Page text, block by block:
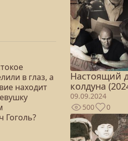
в глаз, а
находит
Гоголь?
Настоящий
колдуна
09.09.2024
500
0